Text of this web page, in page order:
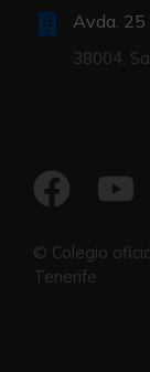
Avda. 25
38004.
© Colegio
Tenerife